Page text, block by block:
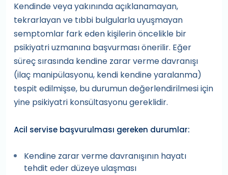
Kendinde veya yakınında açıklanamayan,
tekrarlayan ve tıbbi bulgularla uyuşmayan
semptomlar fark eden kişilerin öncelikle bir
psikiyatri uzmanına başvurması önerilir. Eğer
süreç sırasında kendine zarar verme davranışı
(ilaç manipülasyonu, kendi kendine yaralanma)
tespit edilmişse, bu durumun değerlendirilmesi için
yine psikiyatri konsültasyonu gereklidir.
Acil servise başvurulması gereken durumlar:
Kendine zarar verme davranışının hayatı
tehdit eder düzeye ulaşması